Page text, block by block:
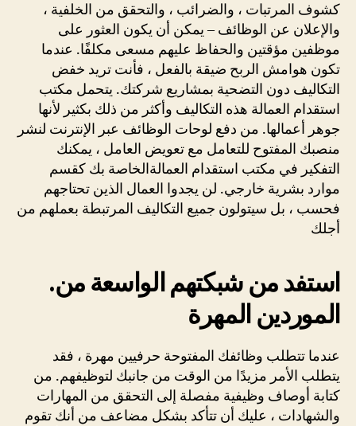
كشوف المرتبات ، والضرائب ، والتحقق من الخلفية ،
والإعلان عن الوظائف – يمكن أن يكون العثور على
موظفين مؤقتين والحفاظ عليهم مسعى مكلفًا. عندما
تكون هوامش الربح ضيقة بالفعل ، فأنت تريد خفض
التكاليف دون التضحية بمشاريع شركتك. يتحمل مكتب
استقدام العمالة هذه التكاليف وأكثر من ذلك بكثير لأنها
جوهر أعمالها. من دفع لوحات الوظائف عبر الإنترنت لنشر
منصبك المفتوح للتعامل مع تعويض العامل ، يمكنك
التفكير في مكتب استقدام العمالةالخاصة بك كقسم
موارد بشرية خارجي. لن يجدوا العمال الذين تحتاجهم
فحسب ، بل سيتولون جميع التكاليف المرتبطة بعملهم من
أجلك
.استفد من شبكتهم الواسعة من
الموردين المهرة
عندما تتطلب وظائفك المفتوحة حرفيين مهرة ، فقد
يتطلب الأمر مزيدًا من الوقت من جانبك لتوظيفهم. من
كتابة أوصاف وظيفية مفصلة إلى التحقق من المهارات
والشهادات ، عليك أن تتأكد بشكل مضاعف من أنك تقوم